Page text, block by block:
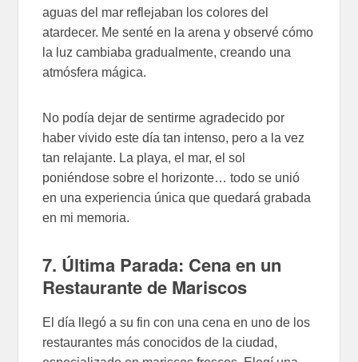
aguas del mar reflejaban los colores del
atardecer. Me senté en la arena y observé cómo
la luz cambiaba gradualmente, creando una
atmósfera mágica.
No podía dejar de sentirme agradecido por
haber vivido este día tan intenso, pero a la vez
tan relajante. La playa, el mar, el sol
poniéndose sobre el horizonte… todo se unió
en una experiencia única que quedará grabada
en mi memoria.
7. Última Parada: Cena en un
Restaurante de Mariscos
El día llegó a su fin con una cena en uno de los
restaurantes más conocidos de la ciudad,